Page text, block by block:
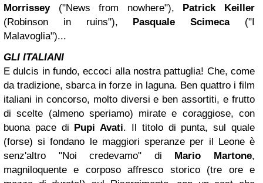
Morrissey("News from nowhere"), Patrick Keiller
(Robinson in ruins"), Pasquale Scimeca("I
Malavoglia")...
GLI ITALIANI
E dulcis in fundo, eccoci alla nostra pattuglia! Che, come
da tradizione, sbarca in forze in laguna. Ben quattro i film
italiani in concorso, molto diversi e ben assortiti, e frutto
di scelte (almeno speriamo) mirate e coraggiose, con
buona pace di Pupi Avati. Il titolo di punta, sul quale
(forse) si fondano le maggiori speranze per il Leone è
senz'altro "Noi credevamo" di Mario Martone,
magniloquente e corposo affresco storico (tre ore e